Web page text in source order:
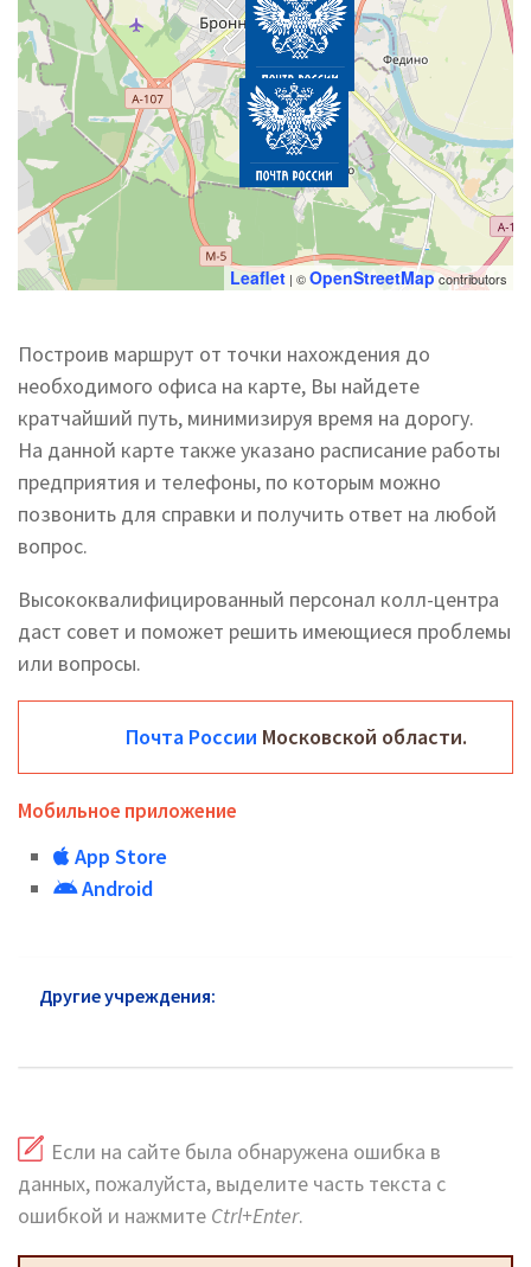
Leaflet | ©OpenStreetMapcontributors
Построив маршрут от точки нахождения до
необходимого офиса на карте, Вы найдете
кратчайший путь, минимизируя время на дорогу.
На данной карте также указано расписание работы
предприятия и телефоны, по которым можно
позвонить для справки и получить ответ на любой
вопрос.
Высококвалифицированный персонал колл-центра
даст совет и поможет решить имеющиеся проблемы
или вопросы.
Почта России Московской области.
Мобильное приложение
App Store
Android
Другие учреждения:
Если на сайте была обнаружена ошибка в
данных, пожалуйста, выделите часть текста с
ошибкой и нажмите Ctrl+Enter.